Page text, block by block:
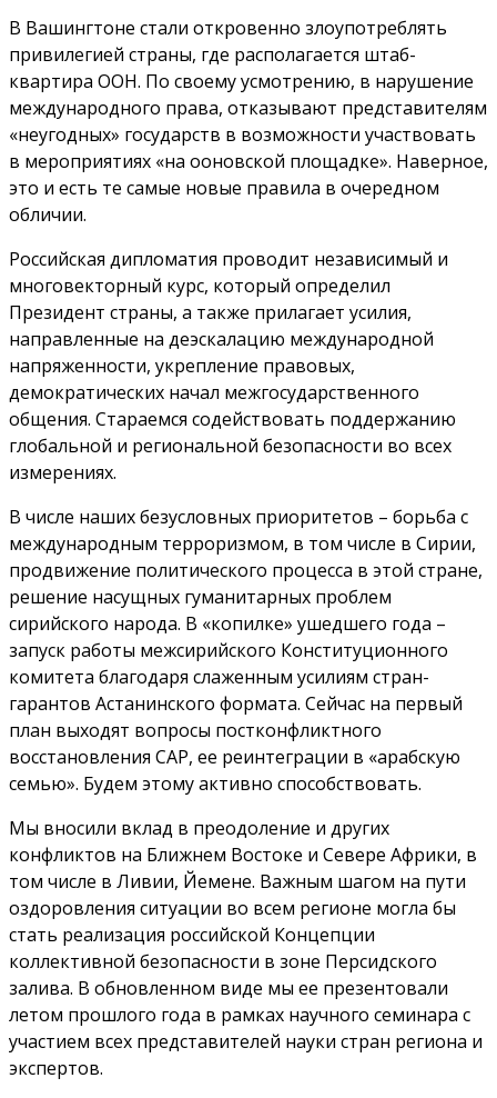
В Вашингтоне стали откровенно злоупотреблять
привилегией страны, где располагается штаб-
квартира ООН. По своему усмотрению, в нарушение
международного права, отказывают представителям
«неугодных» государств в возможности участвовать
в мероприятиях «на ооновской площадке». Наверное,
это и есть те самые новые правила в очередном
обличии.
Российская дипломатия проводит независимый и
многовекторный курс, который определил
Президент страны, а также прилагает усилия,
направленные на деэскалацию международной
напряженности, укрепление правовых,
демократических начал межгосударственного
общения. Стараемся содействовать поддержанию
глобальной и региональной безопасности во всех
измерениях.
В числе наших безусловных приоритетов – борьба с
международным терроризмом, в том числе в Сирии,
продвижение политического процесса в этой стране,
решение насущных гуманитарных проблем
сирийского народа. В «копилке» ушедшего года –
запуск работы межсирийского Конституционного
комитета благодаря слаженным усилиям стран-
гарантов Астанинского формата. Сейчас на первый
план выходят вопросы постконфликтного
восстановления САР, ее реинтеграции в «арабскую
семью». Будем этому активно способствовать.
Мы вносили вклад в преодоление и других
конфликтов на Ближнем Востоке и Севере Африки, в
том числе в Ливии, Йемене. Важным шагом на пути
оздоровления ситуации во всем регионе могла бы
стать реализация российской Концепции
коллективной безопасности в зоне Персидского
залива. В обновленном виде мы ее презентовали
летом прошлого года в рамках научного семинара с
участием всех представителей науки стран региона и
экспертов.